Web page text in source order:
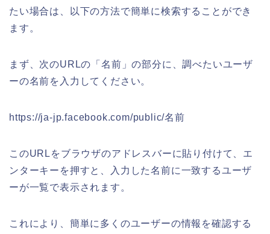
たい場合は、以下の方法で簡単に検索することができ
ます。
まず、次のURLの「名前」の部分に、調べたいユーザ
ーの名前を入力してください。
https://ja-jp.facebook.com/public/名前
このURLをブラウザのアドレスバーに貼り付けて、エ
ンターキーを押すと、入力した名前に一致するユーザ
ーが一覧で表示されます。
これにより、簡単に多くのユーザーの情報を確認する